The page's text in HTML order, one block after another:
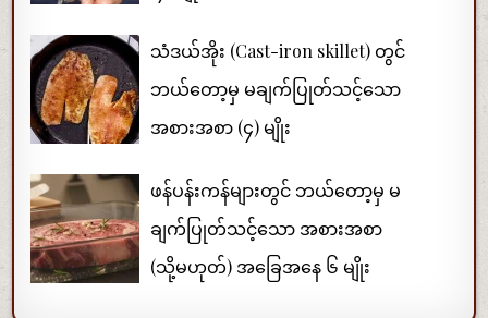
သံဒယ်အိုး (Cast-iron skillet) တွင်
ဘယ်တော့မှ မချက်ပြုတ်သင့်သော
အစားအစာ (၄) မျိုး
ဖန်ပန်းကန်များတွင် ဘယ်တော့မှ မ
ချက်ပြုတ်သင့်သော အစားအစာ
(သို့မဟုတ်) အခြေအနေ ၆ မျိုး